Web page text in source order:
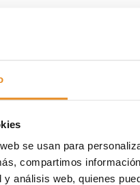
se usan para
compartimos
y análisis web, quienes
para las casas del
desde hace cientos
Este tipo de cestos
ha visto este tipo
de los
de madera,
ya que además
otorgan calidez a los